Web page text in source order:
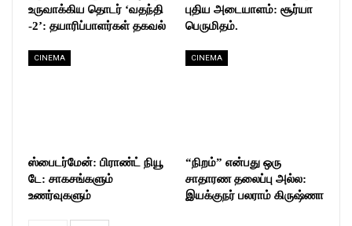
உருவாக்கிய தொடர் ‘வதந்தி
-2’: தயாரிப்பாளர்கள் தகவல்
புதிய அடையாளம்: சூர்யா
பெருமிதம்.
CINEMA
ஸ்பைடர்மேன்: பிராண்ட் நியூ
டே: சாகசங்களும்
உணர்வுகளும்
CINEMA
“நிறம்” என்பது ஒரு
சாதாரண தலைப்பு அல்ல:
இயக்குநர் பலராம் கிருஷ்ணா